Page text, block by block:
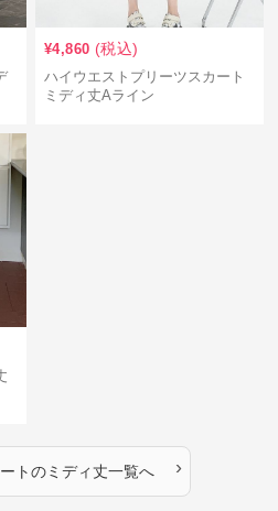
¥4,860 (税込)
ハイウエストプリーツスカート
ミディ丈Aライン
トのミディ丈一覧へ ›